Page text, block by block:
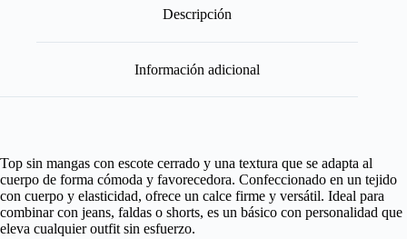
Descripción
Información adicional
Top sin mangas con escote cerrado y una textura que se adapta al
cuerpo de forma cómoda y favorecedora. Confeccionado en un tejido
con cuerpo y elasticidad, ofrece un calce firme y versátil. Ideal para
combinar con jeans, faldas o shorts, es un básico con personalidad que
eleva cualquier outfit sin esfuerzo.